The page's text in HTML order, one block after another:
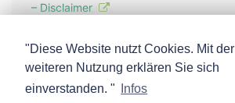
– Disclaimer
– Werbung
– Mehr über unsere Experten
"Diese Website nutzt Cookies. Mit der
weiteren Nutzung erklären Sie sich
einverstanden. "
Infos